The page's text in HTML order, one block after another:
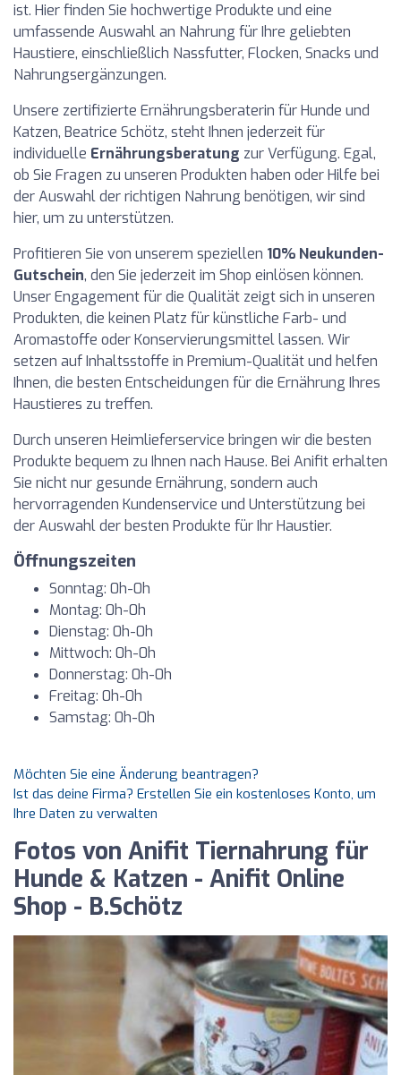
ist. Hier finden Sie hochwertige Produkte und eine
umfassende Auswahl an Nahrung für Ihre geliebten
Haustiere, einschließlich Nassfutter, Flocken, Snacks und
Nahrungsergänzungen.
Unsere zertifizierte Ernährungsberaterin für Hunde und
Katzen, Beatrice Schötz, steht Ihnen jederzeit für
individuelle Ernährungsberatung zur Verfügung. Egal,
ob Sie Fragen zu unseren Produkten haben oder Hilfe bei
der Auswahl der richtigen Nahrung benötigen, wir sind
hier, um zu unterstützen.
Profitieren Sie von unserem speziellen 10% Neukunden-
Gutschein, den Sie jederzeit im Shop einlösen können.
Unser Engagement für die Qualität zeigt sich in unseren
Produkten, die keinen Platz für künstliche Farb- und
Aromastoffe oder Konservierungsmittel lassen. Wir
setzen auf Inhaltsstoffe in Premium-Qualität und helfen
Ihnen, die besten Entscheidungen für die Ernährung Ihres
Haustieres zu treffen.
Durch unseren Heimlieferservice bringen wir die besten
Produkte bequem zu Ihnen nach Hause. Bei Anifit erhalten
Sie nicht nur gesunde Ernährung, sondern auch
hervorragenden Kundenservice und Unterstützung bei
der Auswahl der besten Produkte für Ihr Haustier.
Öffnungszeiten
Sonntag: 0h-0h
Montag: 0h-0h
Dienstag: 0h-0h
Mittwoch: 0h-0h
Donnerstag: 0h-0h
Freitag: 0h-0h
Samstag: 0h-0h
Möchten Sie eine Änderung beantragen?
Ist das deine Firma? Erstellen Sie ein kostenloses Konto, um
Ihre Daten zu verwalten
Fotos von Anifit Tiernahrung für
Hunde & Katzen - Anifit Online
Shop - B.Schötz